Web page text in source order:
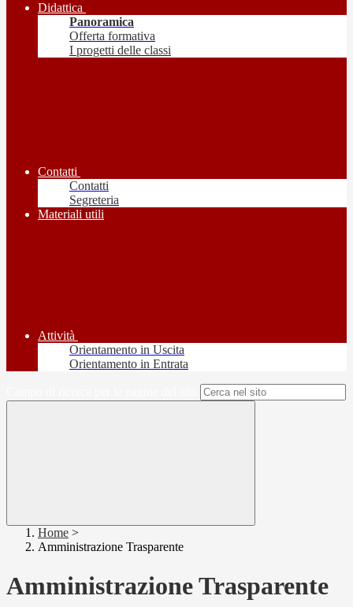
Didattica
Panoramica
Offerta formativa
I progetti delle classi
Contatti
Contatti
Segreteria
Materiali utili
Attività
Orientamento in Uscita
Orientamento in Entrata
Home >
Amministrazione Trasparente
Amministrazione Trasparente